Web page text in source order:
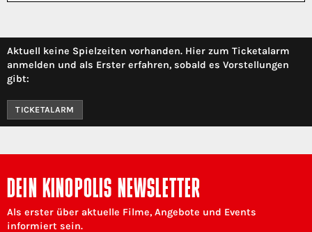
Aktuell keine Spielzeiten vorhanden. Hier zum Ticketalarm
anmelden und als Erster erfahren, sobald es Vorstellungen
gibt:
TICKETALARM
DEIN KINOPOLIS NEWSLETTER
Als erster über aktuelle Filme, Angebote und Events
informiert sein.